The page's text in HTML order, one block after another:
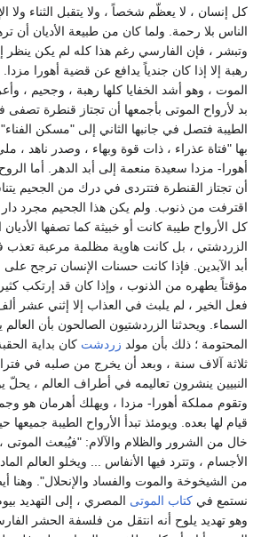
كل إنسان ، لا يعظّم شخصاً ، ولا يتقبل الثناء ولا
الناس بلا رحمة. ولما كان من طبيعة الأديان أن
وتبشر ، فإن الفارسي رغم هذا كله لم يكن ينظر
رهبة إلا إذا كان جندياً يدافع عن قضية أهورا
الموت ، وهو أشد الخفايا كلها رهبة ، وجحيم ،
بد لأرواح الموتى بأجمعها أن تجتاز قنطرة تصفى
الطيبة فتصل في جانبها الثاني إلى "مسكن
بها "فتاة عذراء ، ذات قوة وبهاء ، وصدر ناهد ،
أهورا- مزدا سعيدة منعمة إلى أبد الدهر. أما
أن تجتاز القنطرة فتتردى في درك من الجحيم
اقترفت من ذنوب. ولم يكن هذا الجحيم مجرد
كل الأرواح طيبة كانت أو خبيثة كما تصفها
الزردشتي ، بل كانت هاوية مظلمة مرعبة تعذب
أبد الآبدين. فإذا كانت حسنات الإنسان ترجح على
مؤقتاً يطهره من الذنوب ، وإذا كان قد إرتكب
فعل الخير ، لم يلبث في العذاب إلا إثني عشر
السماء. ويحدثنا الزردشتيون الصالحون بأن
المحتومة ؛ ذلك بأن مولد زردشت كان بداية
ثلاثة آلاف سنة ، وبعد أن يخرج من صلبه في
النبيين ينشرون تعاليمه في أطراف العالم ، يحلّ
وتقوم مملكة أهورا- مزدا ، ويهلك أهرمان هو
قيام لها بعده. ويومئذ تبدأ الأرواح الطيبة جميعها
خال من الشرور والظلام والآلام: "فيُبعث الموتى ،
الأجسام ، وتترد فيها الأنفاس ... ويخلو العالم
من الشيخوخة والموت والفساد والإنحلال". وهنا
نستمع في كتاب الموتى المصري ، إلى التهديد
وهو تهديد يلوح أنه انتقل من فلسفة الحشر